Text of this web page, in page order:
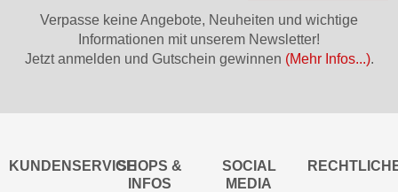
Verpasse keine Angebote, Neuheiten und wichtige
Informationen mit unserem Newsletter!
Jetzt anmelden und Gutschein gewinnen (Mehr Infos...).
KUNDENSERVICESHOPS &
INFOS
SOCIAL
MEDIA